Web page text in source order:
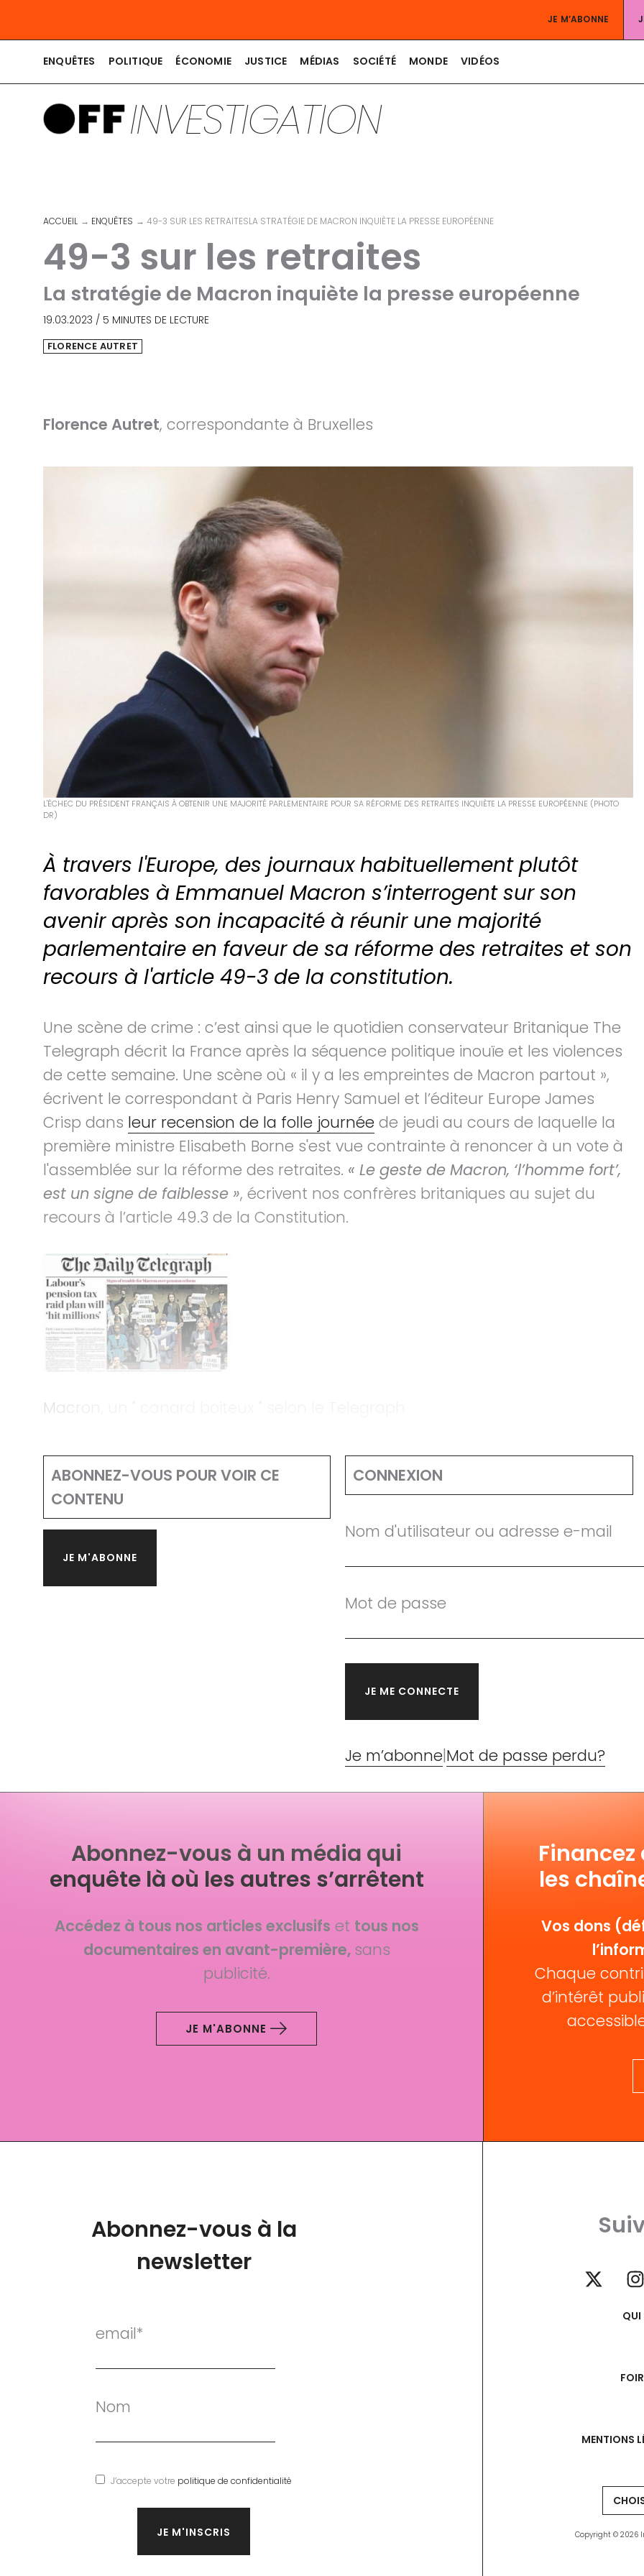
au
contenu
JE M’ABONNE
ENQUÊTES POLITIQUE ÉCONOMIE JUSTICE MÉDIAS SOCIÉTÉ MONDE VIDÉOS
INVESTIGATION
ACCUEIL ENQUÊTES 49-3 SUR LES RETRAITESLA STRATÉGIE DE MACRON INQUIÈTE LA PRESSE EUROPÉENNE
49-3 sur les retraites
La stratégie de Macron inquiète la presse européenne
19.03.2023 / 5 MINUTES DE LECTURE
FLORENCE AUTRET
Florence Autret, correspondante à Bruxelles
L'ÉCHEC DU PRÉSIDENT FRANÇAIS À OBTENIR UNE MAJORITÉ PARLEMENTAIRE POUR SA RÉFORME DES RETRAITES INQUIÈTE LA PRESSE EUROPÉENNE (PHOTO
DR)
À travers l'Europe, des journauxhabituellement plutôt
favorables à Emmanuel Macron s’interrogent sur son
avenir après son incapacité à réunir une majorité
parlementaire en faveur de sa réforme des retraites et son
recours à l'article 49-3 de la constitution.
Une scène de crime : c’est ainsi que le quotidien conservateur Britanique The
Telegraph décrit la France après la séquence politique inouïe et les violences
de cette semaine. Une scène où « il y a les empreintes de Macron partout »,
écrivent le correspondant à Paris Henry Samuel et l’éditeur Europe James
Crisp dans leur recension de la folle journée de jeudi au cours de laquelle la
première ministre Elisabeth Borne s'est vue contrainte à renoncer à un vote à
l'assemblée sur la réforme des retraites. « Le geste de Macron, ‘l’homme fort’,
est un signe de faiblesse », écrivent nos confrères britaniques au sujet du
recours à l’article 49.3 de la Constitution.
Macron, un " canard boiteux " selon le Telegraph
ABONNEZ-VOUS POUR VOIR CE
CONTENU
JE M'ABONNE
CONNEXION
Nom d'utilisateur ou adresse e-mail
Mot de passe
Je m’abonne|Mot de passe perdu?
Abonnez-vous à un média qui
enquête là où les autres s’arrêtent
Accédez à tous nos articles exclusifs et tous nos
documentaires en avant-première, sans
publicité.
JE M'ABONNE
les
Vos dons
Chaque
d’intérêt
Abonnez-vous à la
newsletter
email*
Nom
J’accepte votre politique de confidentialité
QUI
MENTIONS
Copyright © 2026